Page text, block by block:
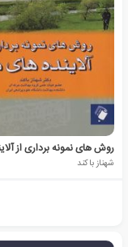
شهناز باکند